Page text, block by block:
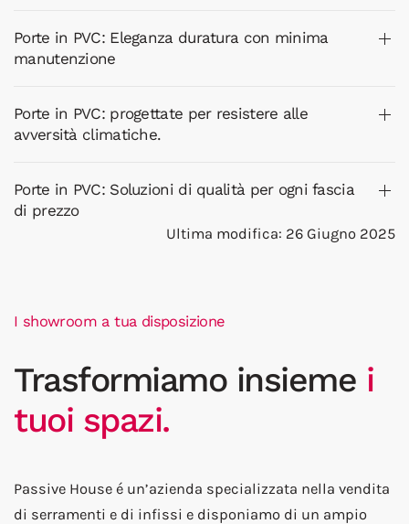
Porte in PVC: Eleganza duratura con minima
manutenzione
Porte in PVC: progettate per resistere alle
avversità climatiche.
Porte in PVC: Soluzioni di qualità per ogni fascia
di prezzo
Ultima modifica: 26 Giugno 2025
I showroom a tua disposizione
Trasformiamo insieme i
tuoi spazi.
Passive House é un’azienda specializzata nella vendita
di serramenti e di infissi e disponiamo di un ampio